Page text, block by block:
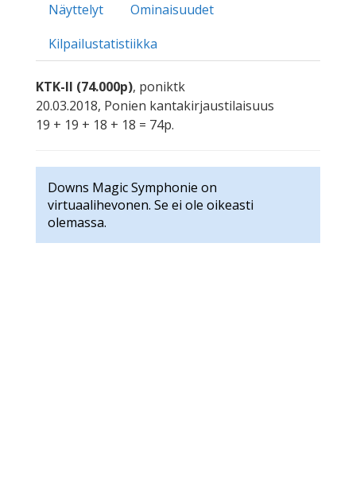
Näyttelyt
Ominaisuudet
Kilpailustatistiikka
KTK-II (74.000p), poniktk
20.03.2018, Ponien kantakirjaustilaisuus
19 + 19 + 18 + 18 = 74p.
Downs Magic Symphonie on
virtuaalihevonen. Se ei ole oikeasti
olemassa.